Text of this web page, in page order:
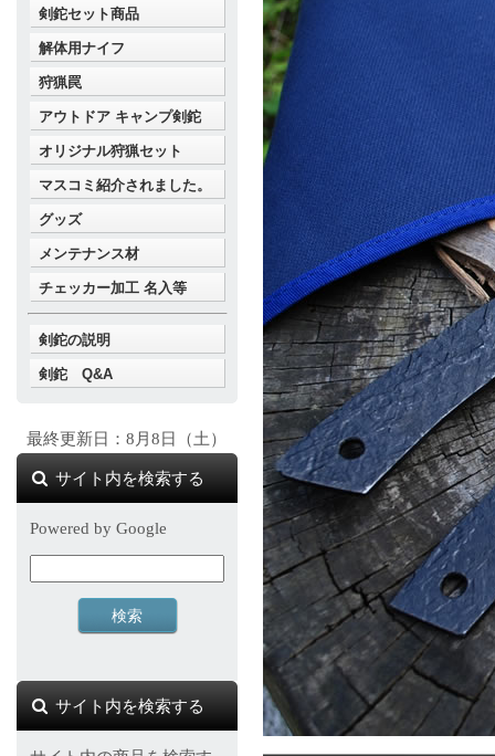
剣鉈セット商品
解体用ナイフ
狩猟罠
アウトドア キャンプ剣鉈
オリジナル狩猟セット
マスコミ紹介されました。
グッズ
メンテナンス材
チェッカー加工 名入等
剣鉈の説明
剣鉈 Q&A
最終更新日：8月8日（土）
サイト内を検索する
Powered by Google
サイト内を検索する